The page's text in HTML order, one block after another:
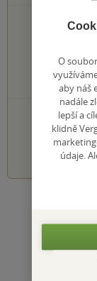
O
aby náš
nadále
lepší a
klidně
údaje.